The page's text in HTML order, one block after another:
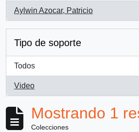
Aylwin Azocar, Patricio
, 1 resultados
Tipo de soporte
Todos
Video
, 1 resultados
Mostrando 1
Colecciones